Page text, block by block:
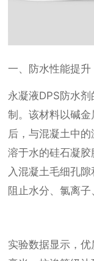
一、防水性能提
永凝液DPS防水
制。该材料以碱
后，与混凝土中
溶于水的硅石凝
入混凝土毛细孔
阻止水分、氯离子
实验数据显示，